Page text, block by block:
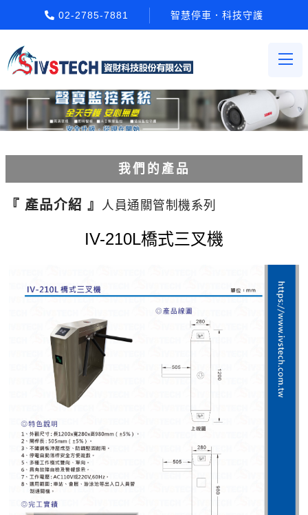
02-2785-7881 智慧停車．科技守護
我們的產品
電動柵欄機系列
Etag長距離讀卡機系列
紅綠燈號誌系統系列
人員通關管制機系列
停車場周邊系列
智能電子鎖系列
電動遮陽簾系列
監控系統系列
『 產品介紹 』 人員通關管制機系列
IV-210L橋式三叉機